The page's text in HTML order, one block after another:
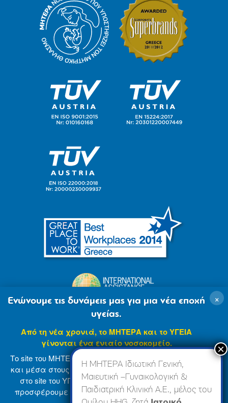
© 2007-2024 ΜΗΤΕΡΑ Α.Ε Όροι Χρήσης
Η ΜΗΤΕΡΑ Ιδιωτική Γενική,
Μαιευτική –Γυναικολογική &
Παιδιατρική Κλινική Α.Ε., μέλος του
×
Ενώνουμε τις δυνάμεις μας για μια νέα εποχή
υγείας.
Από τη νέα χρονιά, το ΜΗΤΕΡΑ και το ΥΓΕΙΑ
γίνονται ένα ενιαίο νοσοκομείο.
Το site του ΜΗΤΕΡΑ βρίσκεται σε φάση ανανέωσης
και μέσα στους επόμενους μήνες θα ενσωματωθεί
στο site του ΥΓΕΙΑ (www.hygeia.gr), ώστε να σας
προσφέρουμε μια πιο ολοκληρωμένη και ενιαία